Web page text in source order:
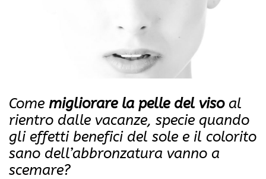
Come migliorare la pelle del visoal
rientro dalle vacanze, specie quando
gli effetti benefici del sole e il colorito
sano dell’abbronzatura vanno a
scemare?